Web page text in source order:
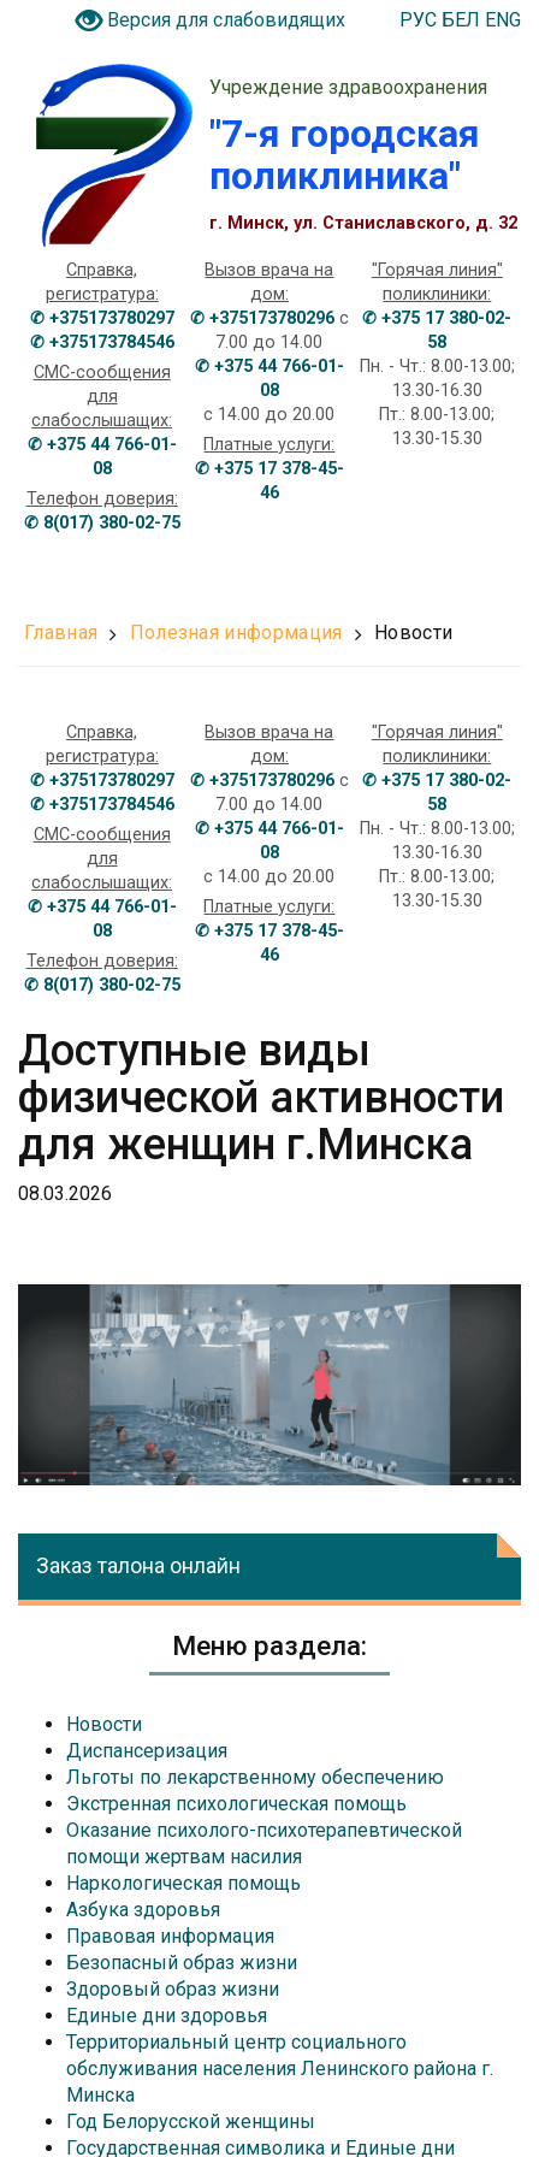
Версия для слабовидящих РУС БЕЛ ENG
Учреждение здравоохранения
"7-я городская
поликлиника"
г. Минск, ул. Станиславского, д. 32
Справка,
регистратура:
✆ +375173780297
✆ +375173784546
СМС-сообщения
для
слабослышащих:
✆ +375 44 766-01-
08
Телефон доверия:
✆ 8(017) 380-02-75
Вызов врача на
дом:
✆ +375173780296с
7.00 до 14.00
✆ +375 44 766-01-
08
с 14.00 до 20.00
Платные услуги:
✆ +375 17 378-45-
46
"Горячая линия"
поликлиники:
✆ +375 17 380-02-
58
Пн. - Чт.: 8.00-13.00;
13.30-16.30
Пт.: 8.00-13.00;
13.30-15.30
Главная Полезная информация Новости
Справка,
регистратура:
✆ +375173780297
✆ +375173784546
СМС-сообщения
для
слабослышащих:
✆ +375 44 766-01-
08
Телефон доверия:
✆ 8(017) 380-02-75
Вызов врача на
дом:
✆ +375173780296с
7.00 до 14.00
✆ +375 44 766-01-
08
с 14.00 до 20.00
Платные услуги:
✆ +375 17 378-45-
46
"Горячая линия"
поликлиники:
✆ +375 17 380-02-
58
Пн. - Чт.: 8.00-13.00;
13.30-16.30
Пт.: 8.00-13.00;
13.30-15.30
Доступные виды
физической активности
для женщин г.Минска
08.03.2026
Заказ талона онлайн
Меню раздела:
Новости
Диспансеризация
Льготы по лекарственному обеспечению
Экстренная психологическая помощь
Оказание психолого-психотерапевтической
помощи жертвам насилия
Наркологическая помощь
Азбука здоровья
Правовая информация
Безопасный образ жизни
Здоровый образ жизни
Единые дни здоровья
Территориальный центр социального
обслуживания населения Ленинского района г.
Минска
Год Белорусской женщины
Государственная символика и Единые дни